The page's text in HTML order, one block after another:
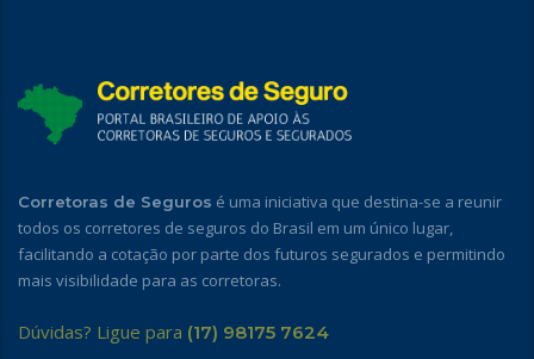
Corretoras de Seguros é uma iniciativa que destina-se a reunir
todos os corretores de seguros do Brasil em um único lugar,
facilitando a cotação por parte dos futuros segurados e permitindo
mais visibilidade para as corretoras.
Dúvidas? Ligue para (17) 98175 7624